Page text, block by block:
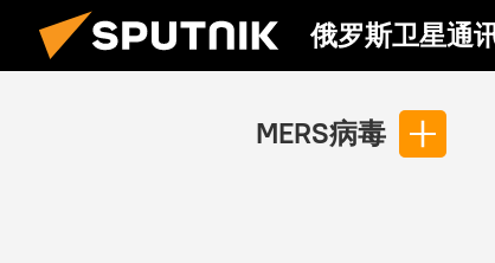
俄罗斯卫星通
MERS病毒